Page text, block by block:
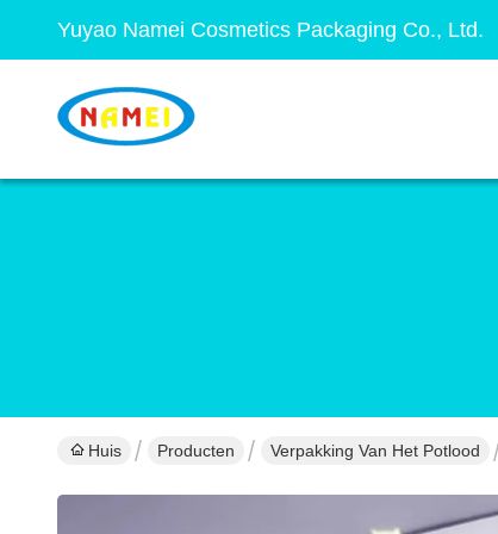
Yuyao Namei Cosmetics Packaging Co., Ltd.
Huis Producten Verpakking Van Het Potlood